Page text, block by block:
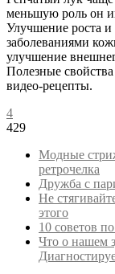
меньшую роль он
Улучшение роста и
заболеваниями
улучшение
Полезные
видео-рецепты.
4
429
Модные
ретрочелка
Дружба с
Не
этого
10 советов
Что о нашем